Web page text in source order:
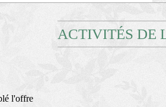
l'offre
ACTIVITÉS DE